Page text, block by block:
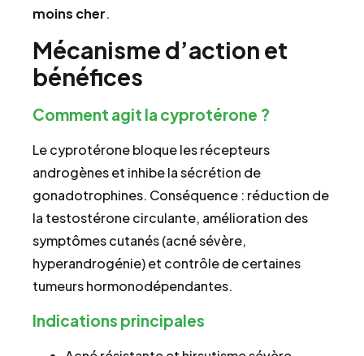
moins cher.
Mécanisme d’action et
bénéfices
Comment agit la cyprotérone ?
Le cyprotérone bloque les récepteurs
androgènes et inhibe la sécrétion de
gonadotrophines. Conséquence : réduction de
la testostérone circulante, amélioration des
symptômes cutanés (acné sévère,
hyperandrogénie) et contrôle de certaines
tumeurs hormonodépendantes.
Indications principales